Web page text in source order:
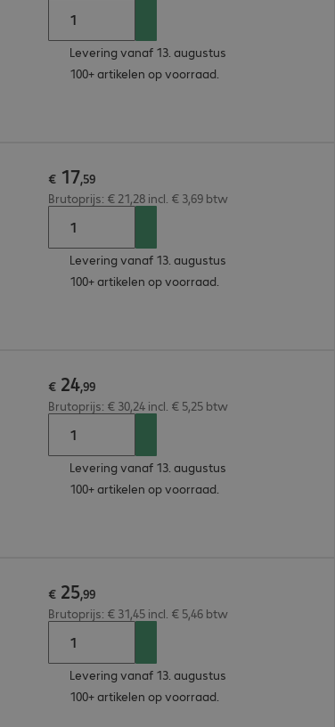
Levering vanaf 13. augustus
100+ artikelen op voorraad.
€ 17,59
Brutoprijs: € 21,28 incl. € 3,69 btw
Levering vanaf 13. augustus
100+ artikelen op voorraad.
€ 24,99
Brutoprijs: € 30,24 incl. € 5,25 btw
Levering vanaf 13. augustus
100+ artikelen op voorraad.
€ 25,99
Brutoprijs: € 31,45 incl. € 5,46 btw
Levering vanaf 13. augustus
100+ artikelen op voorraad.